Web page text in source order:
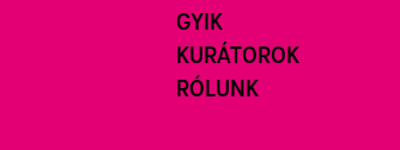
GYIK
KURÁTOROK
RÓLUNK